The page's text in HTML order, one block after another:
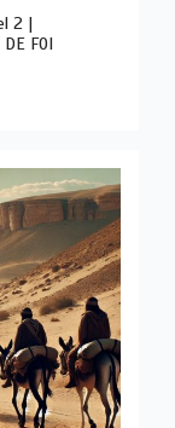
2 |
FOI